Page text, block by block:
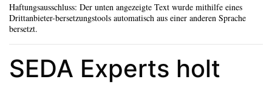
Haftungsausschluss: Der unten angezeigte Text wurde mithilfe eines
Drittanbieter-bersetzungstools automatisch aus einer anderen Sprache
bersetzt.
SEDA Experts holt